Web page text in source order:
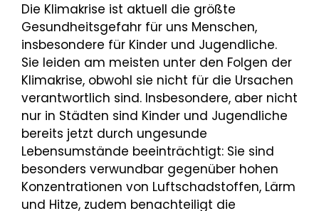
Die Klimakrise ist aktuell die größte
Gesundheitsgefahr für uns Menschen,
insbesondere für Kinder und Jugendliche.
Sie leiden am meisten unter den Folgen der
Klimakrise, obwohl sie nicht für die Ursachen
verantwortlich sind. Insbesondere, aber nicht
nur in Städten sind Kinder und Jugendliche
bereits jetzt durch ungesunde
Lebensumstände beeinträchtigt: Sie sind
besonders verwundbar gegenüber hohen
Konzentrationen von Luftschadstoffen, Lärm
und Hitze, zudem benachteiligt die